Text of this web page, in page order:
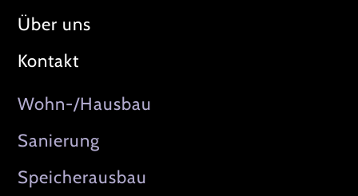
Über uns
Kontakt
Wohn-/Hausbau
Sanierung
Speicherausbau